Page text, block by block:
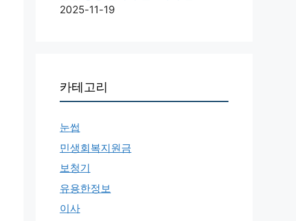
2025-11-19
카테고리
눈썹
민생회복지원금
보청기
유용한정보
이사